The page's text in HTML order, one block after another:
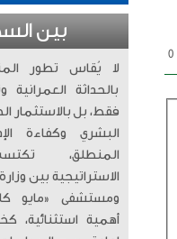
بين
لا يُقاس تطور
بالحداثة
فقط، بل بالاستثمار
البشري وكفاءة
المنطلق،
الاستراتيجية بين
ومستشفى «مايو
أهمية استثنائية،